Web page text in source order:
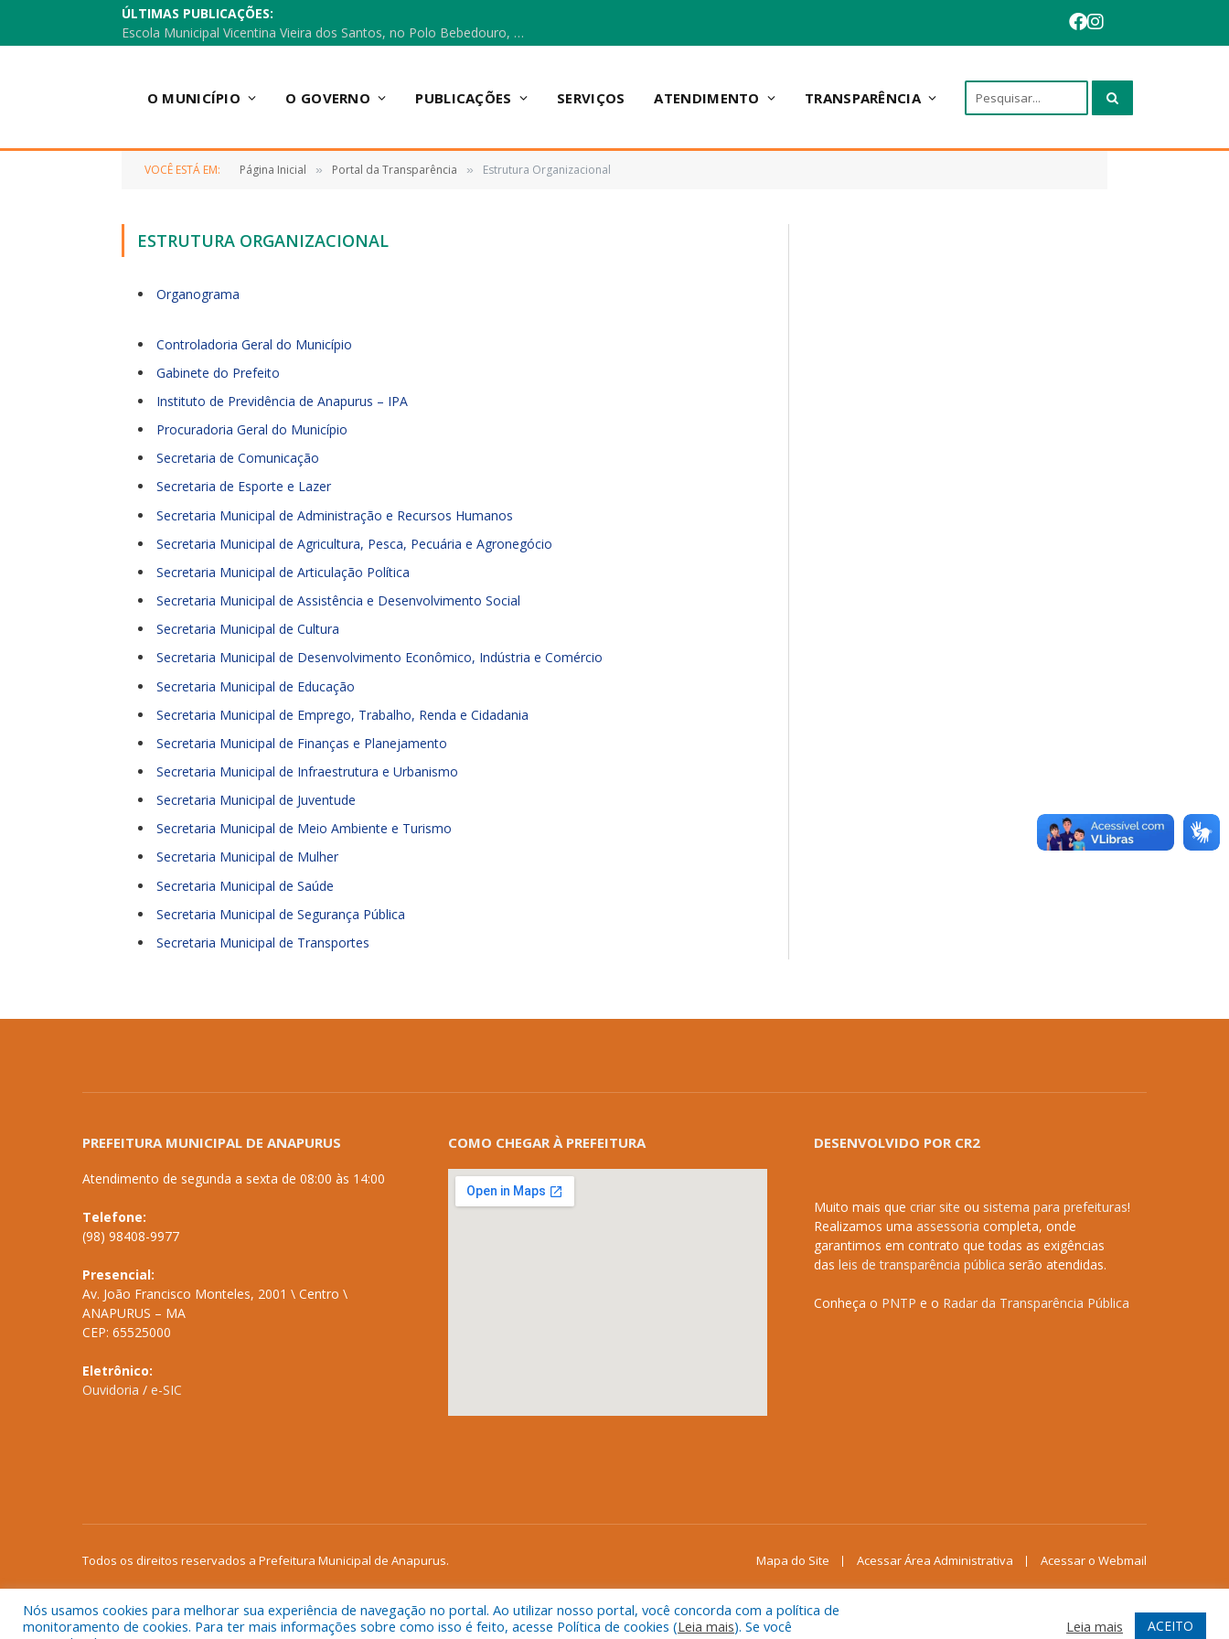
ÚLTIMAS PUBLICAÇÕES:
Escola Municipal Vicentina Vieira dos Santos, no Polo Bebedouro, recebeu materiais para a implantação do Cantinho da Leitura e da Sala Multidisciplinar.
O MUNICÍPIO O GOVERNO PUBLICAÇÕES SERVIÇOS ATENDIMENTO TRANSPARÊNCIA
VOCÊ ESTÁ EM: Página Inicial » Portal da Transparência » Estrutura Organizacional
ESTRUTURA ORGANIZACIONAL
Organograma
Controladoria Geral do Município
Gabinete do Prefeito
Instituto de Previdência de Anapurus – IPA
Procuradoria Geral do Município
Secretaria de Comunicação
Secretaria de Esporte e Lazer
Secretaria Municipal de Administração e Recursos Humanos
Secretaria Municipal de Agricultura, Pesca, Pecuária e Agronegócio
Secretaria Municipal de Articulação Política
Secretaria Municipal de Assistência e Desenvolvimento Social
Secretaria Municipal de Cultura
Secretaria Municipal de Desenvolvimento Econômico, Indústria e Comércio
Secretaria Municipal de Educação
Secretaria Municipal de Emprego, Trabalho, Renda e Cidadania
Secretaria Municipal de Finanças e Planejamento
Secretaria Municipal de Infraestrutura e Urbanismo
Secretaria Municipal de Juventude
Secretaria Municipal de Meio Ambiente e Turismo
Secretaria Municipal de Mulher
Secretaria Municipal de Saúde
Secretaria Municipal de Segurança Pública
Secretaria Municipal de Transportes
PREFEITURA MUNICIPAL DE ANAPURUS
Atendimento de segunda a sexta de 08:00 às 14:00
Telefone:
(98) 98408-9977
Presencial:
Av. João Francisco Monteles, 2001 \ Centro \
ANAPURUS – MA
CEP: 65525000
Eletrônico:
Ouvidoria / e-SIC
COMO CHEGAR À PREFEITURA DESENVOLVIDO POR CR2
Muito mais que criar site ou sistema para prefeituras!
Realizamos uma assessoria completa, onde
garantimos em contrato que todas as exigências
das leis de transparência pública serão atendidas.
Conheça o PNTP e o Radar da Transparência Pública
Todos os direitos reservados a Prefeitura Municipal de Anapurus. Mapa do Site Acessar Área Administrativa Acessar o Webmail
Nós usamos cookies para melhorar sua experiência de navegação no portal. Ao utilizar nosso portal, você concorda com a política de
monitoramento de cookies. Para ter mais informações sobre como isso é feito, acesse Política de cookies (Leia mais). Se você
Leia mais ACEITO